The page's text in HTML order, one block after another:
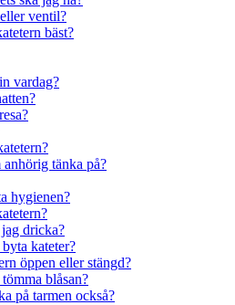
ventil?
bäst?
vardag?
anhörig tänka på?
hygienen?
dricka?
kateter?
öppen eller stängd?
blåsan?
på tarmen också?